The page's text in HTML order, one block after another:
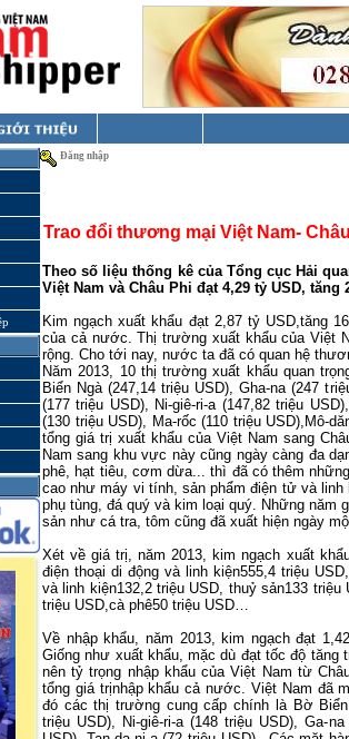
Đăng nhập
Trao đổi thương mại Việt Nam-
Theo số liệu thống kê của Tổng cục Hải
Việt Nam và Châu Phi đạt 4,29 tỷ USD, tăng
Kim ngạch xuất khẩu đạt 2,87 tỷ USD,tăng
của cả nước. Thị trường xuất khẩu của Việt
rộng. Cho tới nay, nước ta đã có quan hệ
Năm 2013, 10 thị trường xuất khẩu quan
Biển Ngà (247,14 triệu USD), Gha-na (247
(177 triệu USD), Ni-giê-ri-a (147,82 triệu
(130 triệu USD), Ma-rốc (110 triệu USD),Mô-
tổng giá trị xuất khẩu của Việt Nam sang
Nam sang khu vực này cũng ngày càng đa
phê, hạt tiêu, cơm dừa... thì đã có thêm
cao như máy vi tính, sản phẩm điện tử và
phụ tùng, đá quý và kim loại quý. Những năm
sản như cá tra, tôm cũng đã xuất hiện ngày
Xét về giá trị, năm 2013, kim ngạch xuất
điện thoại di động và linh kiện555,4 triệu
và linh kiện132,2 triệu USD, thuỷ sản133
triệu USD,cà phê50 triệu USD…
Về nhập khẩu, năm 2013, kim ngạch đạt
Giống như xuất khẩu, mặc dù đạt tốc độ tăng
nên tỷ trọng nhập khẩu của Việt Nam từ
tổng giá trịnhập khẩu cả nước. Việt Nam đã
đó các thị trường cung cấp chính là Bờ
triệu USD), Ni-giê-ri-a (148 triệu USD), Ga-